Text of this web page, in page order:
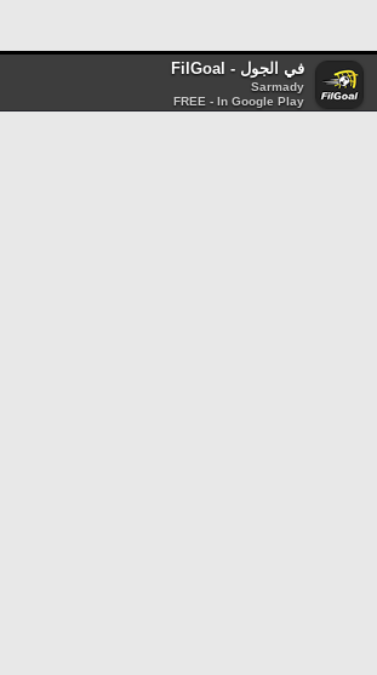
في الجول - FilGoal
Sarmady
FREE - In Google Play